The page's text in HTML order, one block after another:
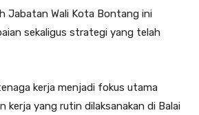
Jabatan Wali Kota Bontang ini
sekaligus strategi yang telah
kerja menjadi fokus utama
kerja yang rutin dilaksanakan di Balai